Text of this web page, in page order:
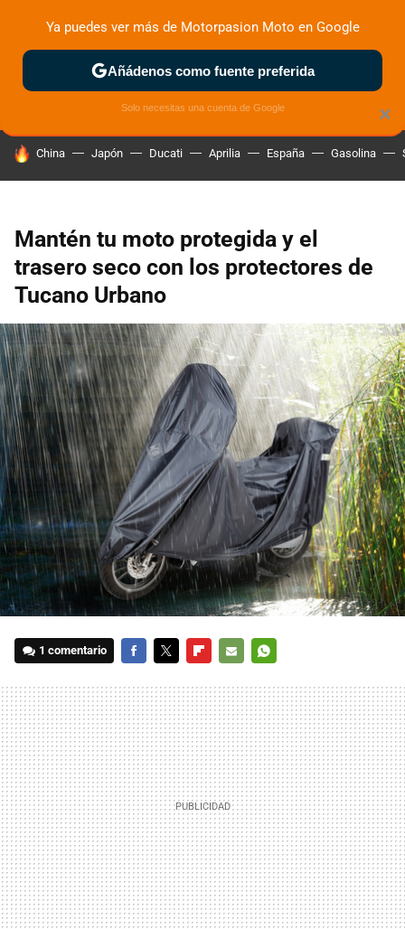
ZONA DE PRUEBAS DEPORTIVAS MOTOS ELÉCTRICAS
HOY SE HABLA DE
China Japón Ducati Aprilia España Gasolina
Mantén tu moto protegida y el
trasero seco con los protectores de
Tucano Urbano
1 comentario
MAIL
×
Ya puedes ver más de Motorpasion Moto en Google
Añádenos como fuente preferida
Solo necesitas una cuenta de Google